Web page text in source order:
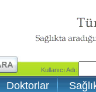
Doktorlar